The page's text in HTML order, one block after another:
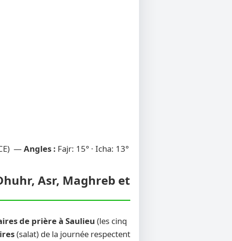
— Angles : Fajr: 15° · Icha: 13°
Asr, Maghreb et
de prière à Saulieu (les cinq
(salat) de la journée respectent